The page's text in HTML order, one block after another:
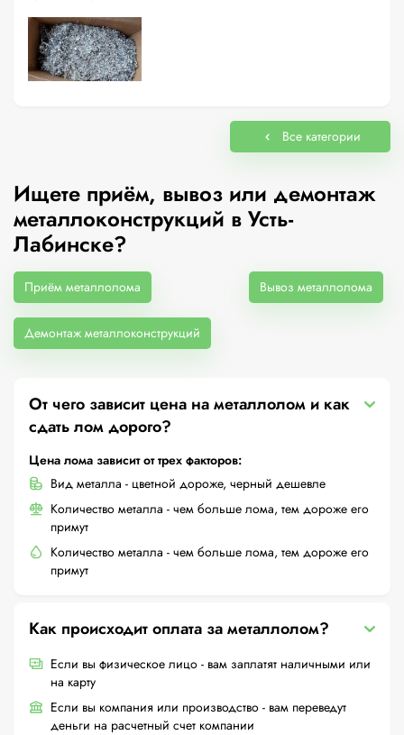
Все категории
Ищете приём, вывоз или демонтаж
металлоконструкций в Усть-
Лабинске?
Приём металлолома Вывоз металлолома
Демонтаж металлоконструкций
От чего зависит цена на металлолом и как
сдать лом дорого?
Цена лома зависит от трех факторов:
Вид металла - цветной дороже, черный дешевле
Количество металла - чем больше лома, тем дороже его
примут
Количество металла - чем больше лома, тем дороже его
примут
Как происходит оплата за металлолом?
Если вы физическое лицо - вам заплатят наличными или
на карту
Если вы компания или производство - вам переведут
деньги на расчетный счет компании